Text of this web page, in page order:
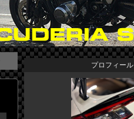
プロフィール